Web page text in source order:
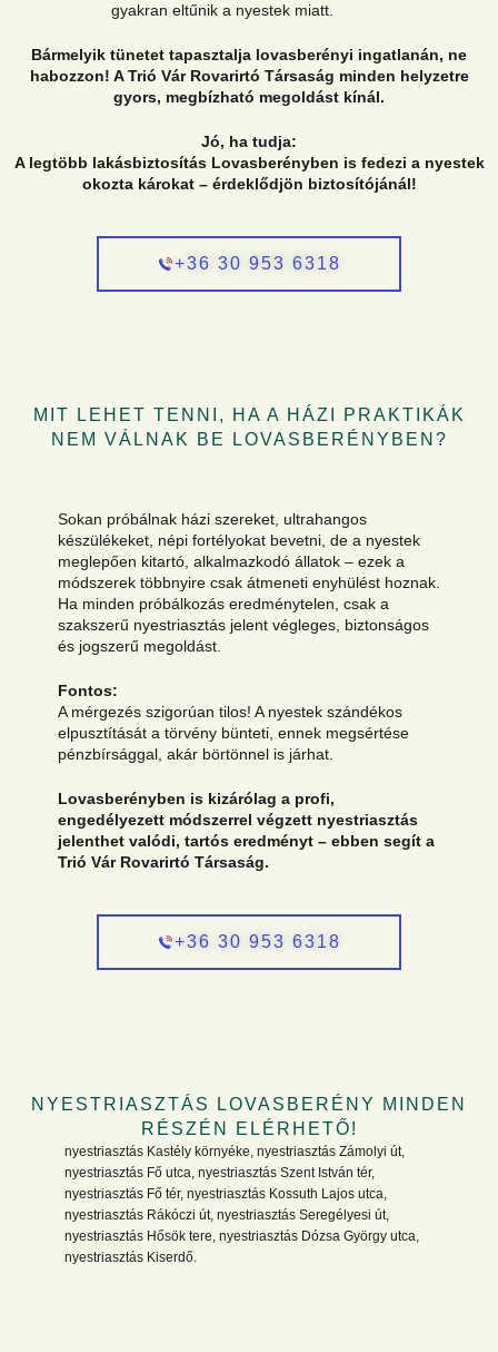
gyakran eltűnik a nyestek miatt.
Bármelyik tünetet tapasztalja lovasberényi ingatlanán, ne
habozzon! A Trió Vár Rovarirtó Társaság minden helyzetre
gyors, megbízható megoldást kínál.
Jó, ha tudja:
A legtöbb lakásbiztosítás Lovasberényben is fedezi a nyestek
okozta károkat – érdeklődjön biztosítójánál!
+36 30 953 6318
MIT LEHET TENNI, HA A HÁZI PRAKTIKÁK
NEM VÁLNAK BE LOVASBERÉNYBEN?
Sokan próbálnak házi szereket, ultrahangos
készülékeket, népi fortélyokat bevetni, de a nyestek
meglepően kitartó, alkalmazkodó állatok – ezek a
módszerek többnyire csak átmeneti enyhülést hoznak.
Ha minden próbálkozás eredménytelen, csak a
szakszerű nyestriasztás jelent végleges, biztonságos
és jogszerű megoldást.
Fontos:
A mérgezés szigorúan tilos! A nyestek szándékos
elpusztítását a törvény bünteti, ennek megsértése
pénzbírsággal, akár börtönnel is járhat.
Lovasberényben is kizárólag a profi,
engedélyezett módszerrel végzett nyestriasztás
jelenthet valódi, tartós eredményt – ebben segít a
Trió Vár Rovarirtó Társaság.
+36 30 953 6318
NYESTRIASZTÁS LOVASBERÉNY MINDEN
RÉSZÉN ELÉRHETŐ!
nyestriasztás Kastély környéke, nyestriasztás Zámolyi út,
nyestriasztás Fő utca, nyestriasztás Szent István tér,
nyestriasztás Fő tér, nyestriasztás Kossuth Lajos utca,
nyestriasztás Rákóczi út, nyestriasztás Seregélyesi út,
nyestriasztás Hősök tere, nyestriasztás Dózsa György utca,
nyestriasztás Kiserdő.